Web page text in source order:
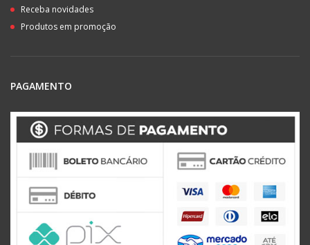
Receba novidades
Produtos em promoção
PAGAMENTO